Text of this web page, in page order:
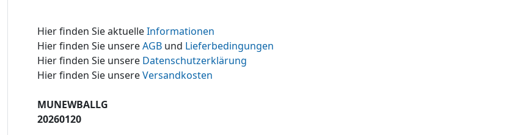
Hier finden Sie aktuelleInformationen
Hier finden Sie unsereAGB und Lieferbedingungen
Hier finden Sie unsere Datenschutzerklärung
Hier finden Sie unsereVersandkosten
MUNEWBALLG
20260120